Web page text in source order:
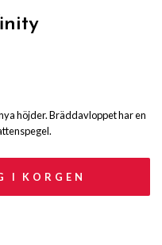
höjder. Bräddavloppet har en
I KORGEN